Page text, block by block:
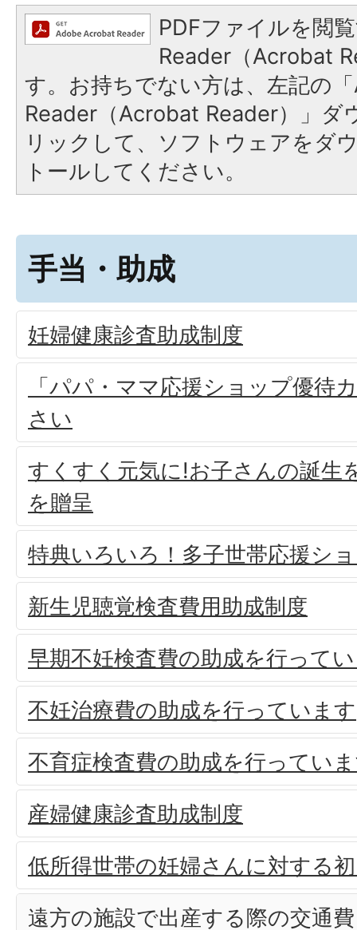
PDFファイルを閲
Reader（Acrobat
す。お持ちでない方は、左記の
Reader（Acrobat Reader）」ダ
リックして、ソフトウェアをダ
トールしてください。
手当・助成
妊婦健康診査助成制度
「パパ・ママ応援ショップ優待
さい
すくすく元気に!お子さんの誕生
を贈呈
特典いろいろ！多子世帯応援シ
新生児聴覚検査費用助成制度
早期不妊検査費の助成を行って
不妊治療費の助成を行っています
不育症検査費の助成を行ってい
産婦健康診査助成制度
低所得世帯の妊婦さんに対する
遠方の施設で出産する際の交通